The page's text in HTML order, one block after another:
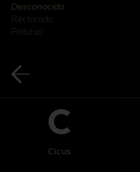
Desconocido
Rectorado
Pinturas
Cicus